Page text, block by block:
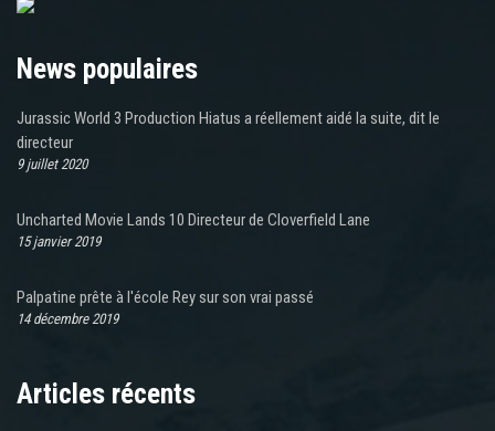
News populaires
Jurassic World 3 Production Hiatus a réellement aidé la suite, dit le
directeur
9 juillet 2020
Uncharted Movie Lands 10 Directeur de Cloverfield Lane
15 janvier 2019
Palpatine prête à l'école Rey sur son vrai passé
14 décembre 2019
Articles récents